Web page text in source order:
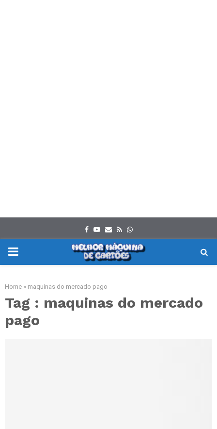
Facebook
Youtube
Email
RssWhatsapp
PRIMARY
Home » maquinas do mercado pago
Tag : maquinas do mercado
pago